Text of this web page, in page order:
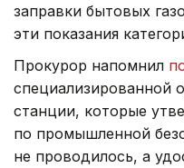
заправки бытовых
эти показания
Прокурор напомнил
специализированной
станции, которые
по промышленной
не проводилось, а